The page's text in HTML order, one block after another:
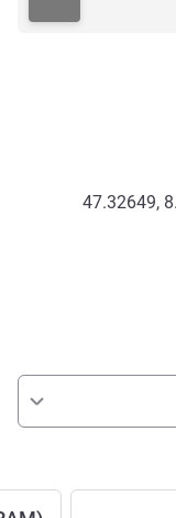
47.32649,